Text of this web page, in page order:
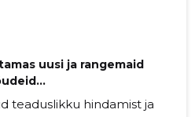
uusi ja rangemaid
teaduslikku hindamist ja